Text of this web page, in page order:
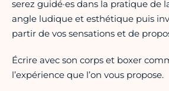
serez guidé·es dans la pratique de
angle ludique et esthétique puis
partir de vos sensations et de
Écrire avec son corps et boxer
l’expérience que l’on vous propose.